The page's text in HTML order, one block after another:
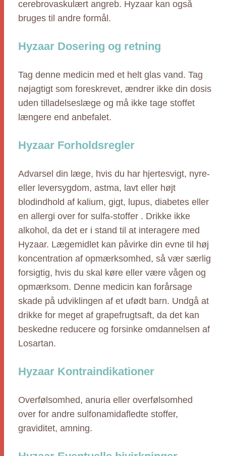
cerebrovaskulært angreb. Hyzaar kan også
bruges til andre formål.
Hyzaar Dosering og retning
Tag denne medicin med et helt glas vand. Tag
nøjagtigt som foreskrevet, ændrer ikke din dosis
uden tilladelseslæge og må ikke tage stoffet
længere end anbefalet.
Hyzaar Forholdsregler
Advarsel din læge, hvis du har hjertesvigt, nyre-
eller leversygdom, astma, lavt eller højt
blodindhold af kalium, gigt, lupus, diabetes eller
en allergi over for sulfa-stoffer . Drikke ikke
alkohol, da det er i stand til at interagere med
Hyzaar. Lægemidlet kan påvirke din evne til høj
koncentration af opmærksomhed, så vær særlig
forsigtig, hvis du skal køre eller være vågen og
opmærksom. Denne medicin kan forårsage
skade på udviklingen af et ufødt barn. Undgå at
drikke for meget af grapefrugtsaft, da det kan
beskedne reducere og forsinke omdannelsen af
Losartan.
Hyzaar Kontraindikationer
Overfølsomhed, anuria eller overfølsomhed
over for andre sulfonamidafledte stoffer,
graviditet, amning.